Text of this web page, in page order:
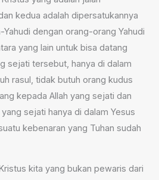
kedua adalah dipersatukannya
dengan orang-orang Yahudi
yang lain untuk bisa datang
sejati tersebut, hanya di dalam
rasul, tidak butuh orang kudus
kepada Allah yang sejati dan
sejati hanya di dalam Yesus
kebenaran yang Tuhan sudah
kita yang bukan pewaris dari